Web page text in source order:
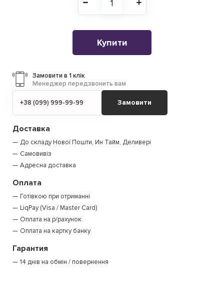
Купити
Замовити в 1 клік
Менеджер передзвонить вам
Замовити
Доставка
До складу Нової Пошти, Ин Тайм, Деливері
Самовивіз
Адресна доставка
Оплата
Готівкою при отриманні
LiqPay (Visa / Master Card)
Оплата на р/рахунок
Оплата на картку банку
Гарантия
14 днів на обмін / повернення